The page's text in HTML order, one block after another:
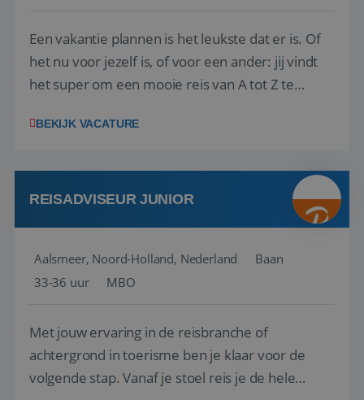
Een vakantie plannen is het leukste dat er is. Of
het nu voor jezelf is, of voor een ander: jij vindt
het super om een mooie reis van A tot Z te
vakantiegangers de meest prachtige plekjes op
werken: of het nu gaat om vragen ...
BEKIJK VACATURE
REISADVISEUR JUNIOR
Aalsmeer, Noord-Holland, Nederland
Baan
33-36 uur
MBO
Met jouw ervaring in de reisbranche of
achtergrond in toerisme ben je klaar voor de
volgende stap. Vanaf je stoel reis je de hele